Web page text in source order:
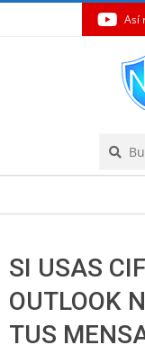
Así
SI USAS
OUTLOOK
TUS